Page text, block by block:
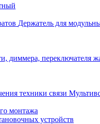
Держатель для
монтажа
устройств